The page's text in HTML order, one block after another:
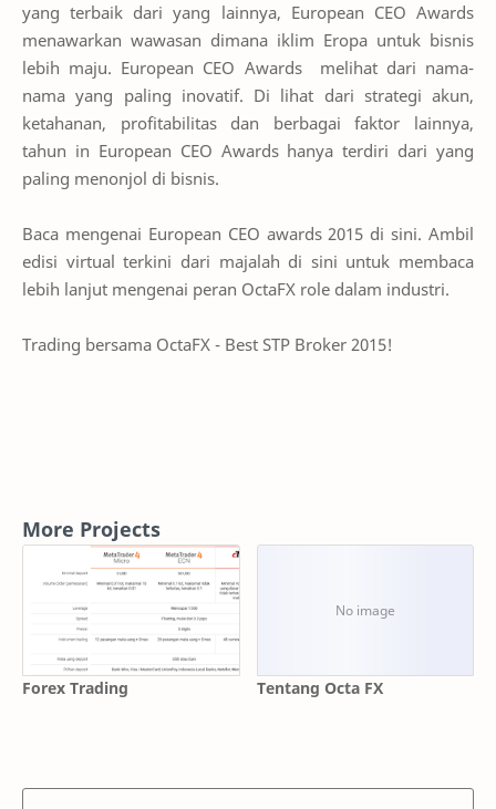
yang terbaik dari yang lainnya, European CEO Awards
menawarkan wawasan dimana iklim Eropa untuk bisnis
lebih maju. European CEO Awards melihat dari nama-
nama yang paling inovatif. Di lihat dari strategi akun,
ketahanan, profitabilitas dan berbagai faktor lainnya,
tahun in European CEO Awards hanya terdiri dari yang
paling menonjol di bisnis.
Baca mengenai European CEO awards 2015 di sini. Ambil
edisi virtual terkini dari majalah di sini untuk membaca
lebih lanjut mengenai peran OctaFX role dalam industri.
Trading bersama OctaFX - Best STP Broker 2015!
More Projects
Forex Trading Tentang Octa FX